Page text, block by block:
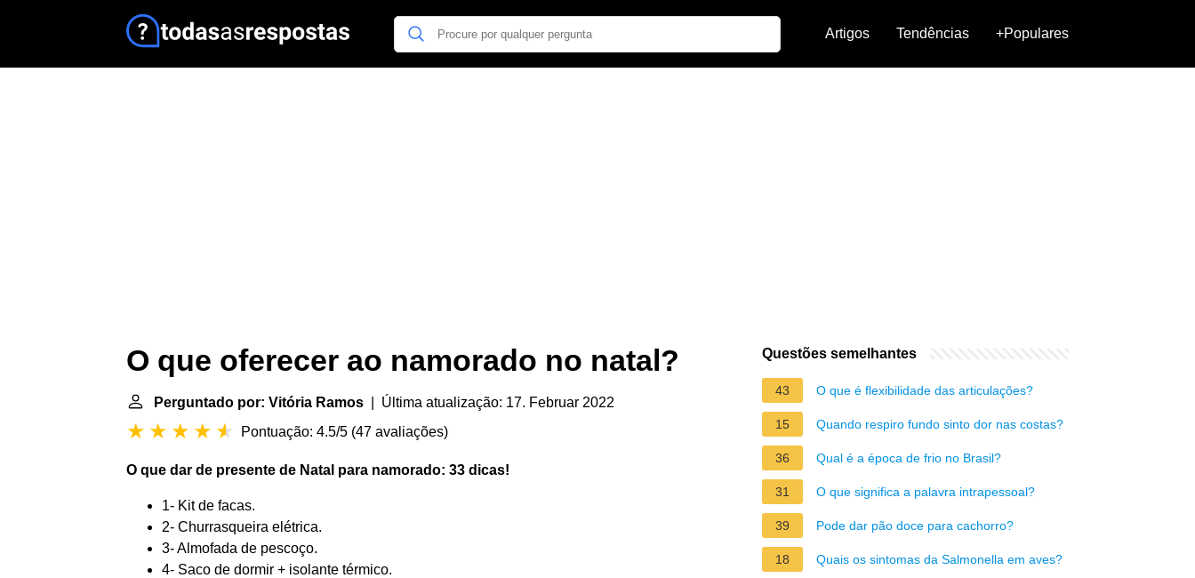
Artigos Tendências +Populares
O que oferecer ao namorado no natal?
Perguntado por: Vitória Ramos | Última atualização: 17. Februar 2022
Pontuação: 4.5/5 (47 avaliações)
O que dar de presente de Natal para namorado: 33 dicas!
1- Kit de facas.
2- Churrasqueira elétrica.
3- Almofada de pescoço.
4- Saco de dormir + isolante térmico.
Questões semelhantes
43 O que é flexibilidade das articulações?
15 Quando respiro fundo sinto dor nas costas?
36 Qual é a época de frio no Brasil?
31 O que significa a palavra intrapessoal?
39 Pode dar pão doce para cachorro?
18 Quais os sintomas da Salmonella em aves?